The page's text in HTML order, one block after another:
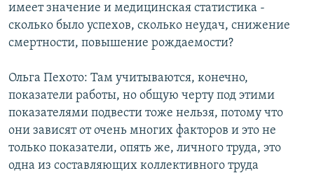
имеет значение и медицинская статистика -
сколько было успехов, сколько неудач, снижение
смертности, повышение рождаемости?
Ольга Пехото: Там учитываются, конечно,
показатели работы, но общую черту под этими
показателями подвести тоже нельзя, потому что
они зависят от очень многих факторов и это не
только показатели, опять же, личного труда, это
одна из составляющих коллективного труда